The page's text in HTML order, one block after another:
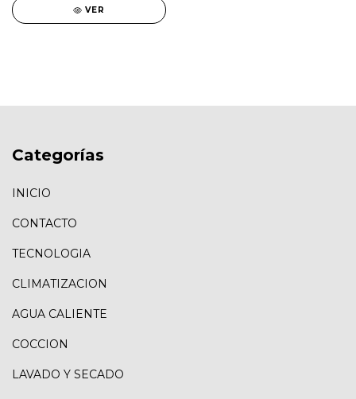
VER
Categorías
INICIO
CONTACTO
TECNOLOGIA
CLIMATIZACION
AGUA CALIENTE
COCCION
LAVADO Y SECADO